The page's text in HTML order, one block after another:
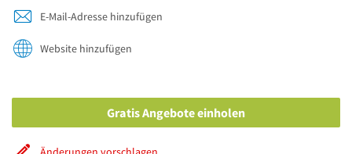
E-Mail-Adresse hinzufügen
Website hinzufügen
Gratis Angebote einholen